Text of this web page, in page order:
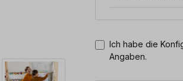
Ich habe die
Angaben.